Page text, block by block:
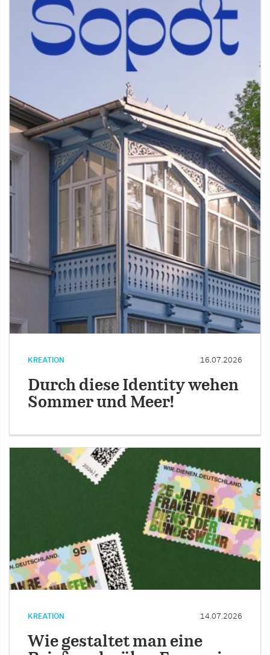
KREATION 16.07.2026
Durch diese Identity wehen
Sommer und Meer!
KREATION 14.07.2026
Wie gestaltet man eine